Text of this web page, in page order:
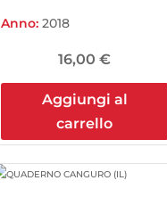
Anno:2018
16,00€
Aggiungi al
carrello